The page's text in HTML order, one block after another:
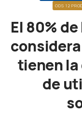
ODS 12
El 80%
tienen
de